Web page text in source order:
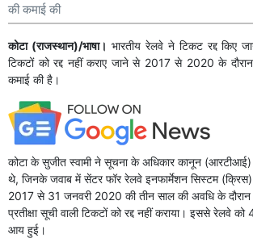
की कमाई की
कोटा (राजस्थान)/भाषा। भारतीय रेलवे ने टिकट रद्द किए
टिकटों को रद्द नहीं कराए जाने से 2017 से 2020 के
कमाई की है।
कोटा के सुजीत स्वामी ने सूचना के अधिकार कानून
थे, जिनके जवाब में सेंटर फॉर रेलवे इनफार्मेशन सिस्टम
2017 से 31 जनवरी 2020 की तीन साल की अवधि के दौरान
प्रतीक्षा सूची वाली टिकटों को रद्द नहीं कराया। इससे रेलवे
आय हुई।